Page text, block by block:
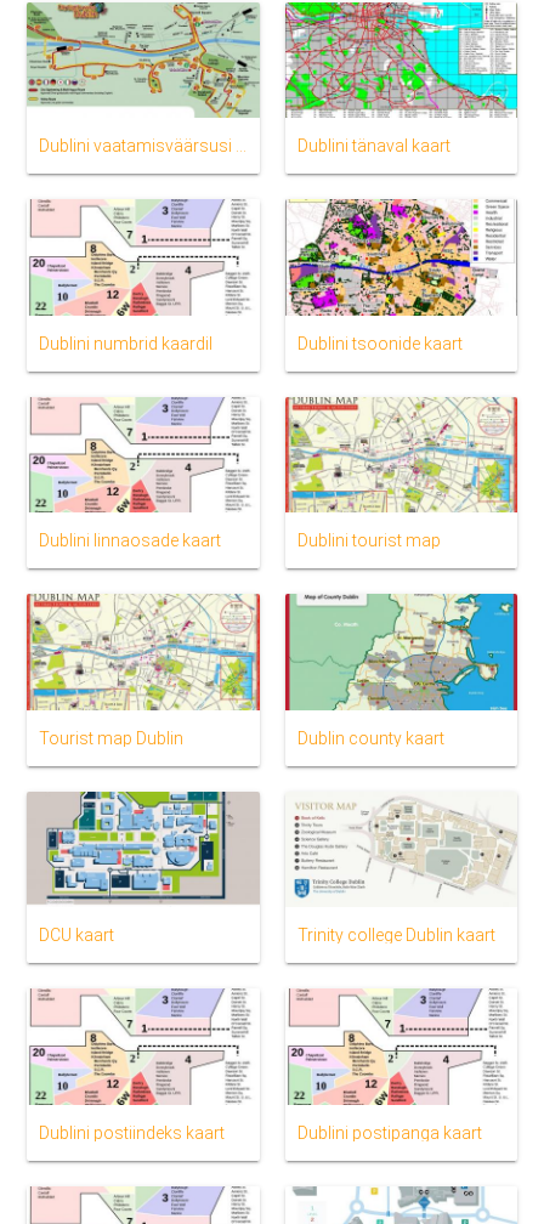
Dublini vaatamisväärsusi kaardil Dublini tänaval kaart
Dublini numbrid kaardil Dublini tsoonide kaart
Dublini linnaosade kaart Dublini tourist map
Tourist map Dublin Dublin county kaart
DCU kaart Trinity college Dublin kaart
Dublini postiindeks kaart Dublini postipanga kaart